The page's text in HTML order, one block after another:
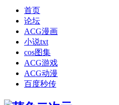
首页
论坛
ACG漫画
小说txt
cos图集
ACG游戏
ACG动漫
百度秒传